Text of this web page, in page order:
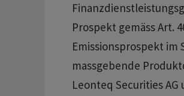
Prospekt gemäss Art.
Emissionsprospekt im
massgebende
Leonteq Securities AG